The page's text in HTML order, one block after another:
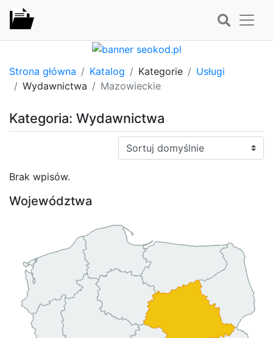
Strona główna Katalog Kategorie
Usługi
Wydawnictwa
Mazowieckie
Kategoria: Wydawnictwa
Sortuj:
Brak wpisów.
Województwa